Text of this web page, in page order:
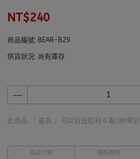
NT$240
商品編號: BEAR-B29
供貨狀況: 尚有庫存
此商品 「 最高 」可以折抵紅利 0 點 (約等於
商品介紹 規格說明